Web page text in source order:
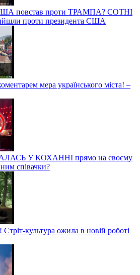
повстав проти ТРАМПА? СОТНІ
проти президента США
мера українського міста! –
У КОХАННІ прямо на своєму
співачки?
культура ожила в новій роботі